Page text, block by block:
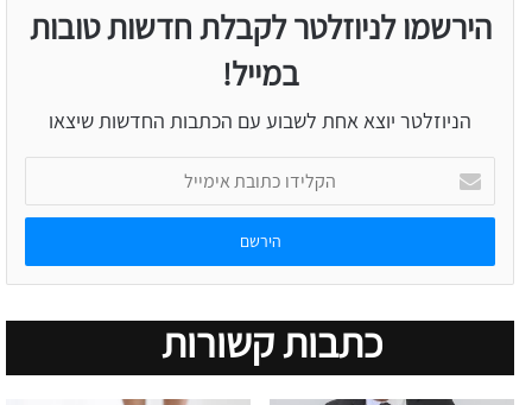
הירשמו לניוזלטר לקבלת חדשות טובות
במייל!
הניוזלטר יוצא אחת לשבוע עם הכתבות החדשות שיצאו
הקלידו
כתובת
אימייל
כתבות קשורות